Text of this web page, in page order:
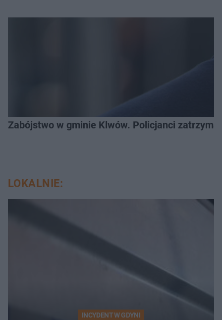
Zabójstwo w gminie Klwów. Policjanci
LOKALNIE:
INCYDENT W GDYNI